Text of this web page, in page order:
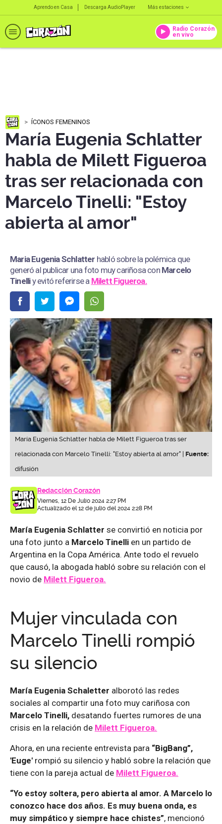
Aprendo en Casa Descarga AudioPlayer Más estaciones
Radio Corazón
en vivo
ÍCONOS FEMENINOS
María Eugenia Schlatter
habla de Milett Figueroa
tras ser relacionada con
Marcelo Tinelli: "Estoy
abierta al amor"
Maria Eugenia Schlatter habló sobre la polémica que
generó al publicar una foto muy cariñosa con Marcelo
Tinelliy evitó referirse a Milett Figueroa.
María Eugenia Schlatter habla de Milett Figueroa tras ser
relacionada con Marcelo Tinelli: "Estoy abierta al amor" | Fuente:
difusión
Redacción Corazón
Viernes, 12 De Julio 2024 2:27 PM
Actualizado el 12 de julio del 2024 2:28 PM
María Eugenia Schlatter se convirtió en noticia por
una foto junto a Marcelo Tinelli en un partido de
Argentina en la Copa América. Ante todo el revuelo
que causó, la abogada habló sobre su relación con el
novio de Milett Figueroa.
Mujer vinculada con
Marcelo Tinelli rompió
su silencio
María Eugenia Schaletter alborotó las redes
sociales al compartir una foto muy cariñosa con
Marcelo Tinelli, desatando fuertes rumores de una
crisis en la relación de Milett Figueroa.
Ahora, en una reciente entrevista para “BigBang”,
'Euge' rompió su silencio y habló sobre la relación que
tiene con la pareja actual de Milett Figueroa.
“Yo estoy soltera, pero abierta al amor. A Marcelo lo
conozco hace dos años. Es muy buena onda, es
muy simpático y siempre hace chistes”, mencionó